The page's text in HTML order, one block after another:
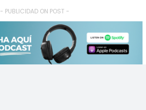
- PUBLICIDAD ON POST -